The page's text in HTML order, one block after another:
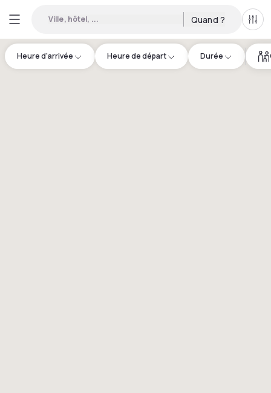
Ville, hôtel, ... Quand ?
Heure d'arrivée Heure de départ Durée